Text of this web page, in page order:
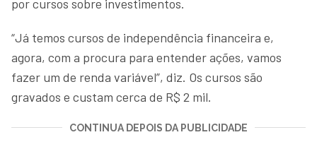
por cursos sobre investimentos.
“Já temos cursos de independência financeira e,
agora, com a procura para entender ações, vamos
fazer um de renda variável”, diz. Os cursos são
gravados e custam cerca de R$ 2 mil.
CONTINUA DEPOIS DA PUBLICIDADE